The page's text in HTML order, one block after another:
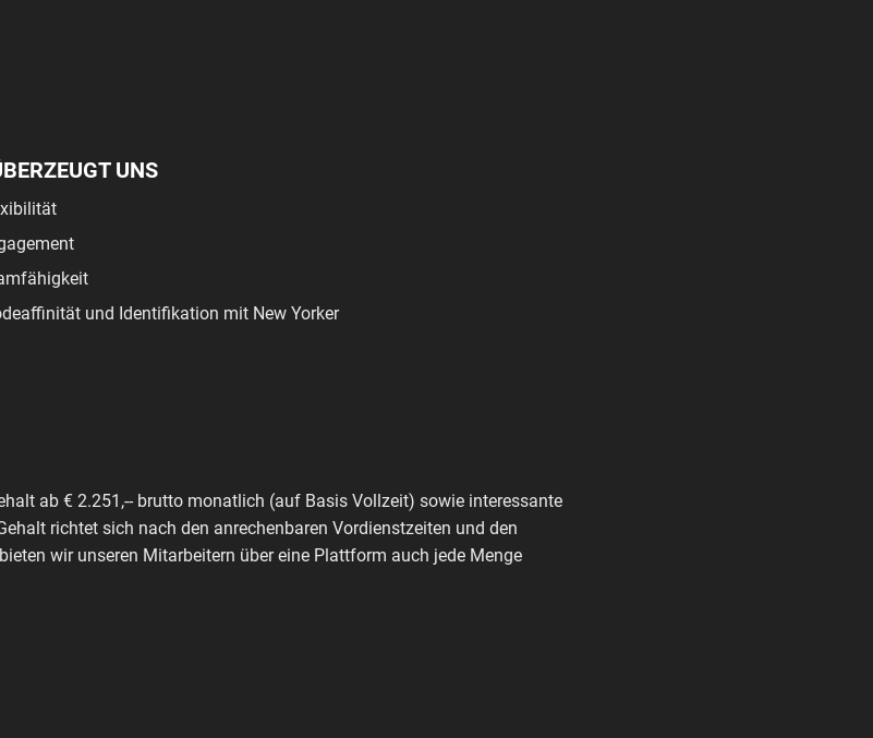
UNS
und Identifikation mit New Yorker
ab € 2.251,-- brutto monatlich (auf Basis Vollzeit) sowie interessante
richtet sich nach den anrechenbaren Vordienstzeiten und den
wir unseren Mitarbeitern über eine Plattform auch jede Menge